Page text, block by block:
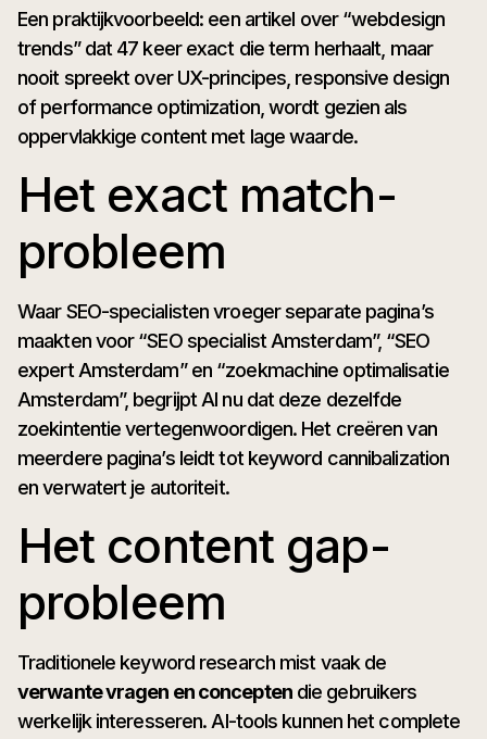
Een praktijkvoorbeeld: een artikel over “webdesign
trends” dat 47 keer exact die term herhaalt, maar
nooit spreekt over UX-principes, responsive design
of performance optimization, wordt gezien als
oppervlakkige content met lage waarde.
Het exact match-
probleem
Waar SEO-specialisten vroeger separate pagina’s
maakten voor “SEO specialist Amsterdam”, “SEO
expert Amsterdam” en “zoekmachine optimalisatie
Amsterdam”, begrijpt AI nu dat deze dezelfde
zoekintentie vertegenwoordigen. Het creëren van
meerdere pagina’s leidt tot keyword cannibalization
en verwatert je autoriteit.
Het content gap-
probleem
Traditionele keyword research mist vaak de
verwante vragen en conceptendie gebruikers
werkelijk interesseren. AI-tools kunnen het complete